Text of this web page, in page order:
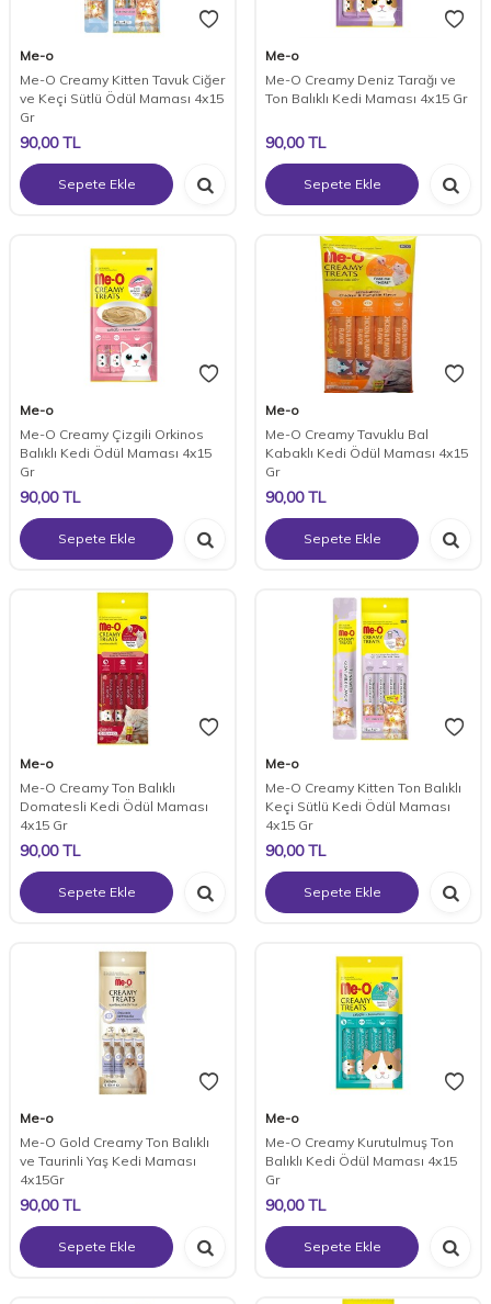
Me-o
Me-O Creamy Kitten Tavuk Ciğer
ve Keçi Sütlü Ödül Maması 4x15
Gr
90,00TL
Sepete Ekle
Me-o
Me-O Creamy Deniz Tarağı ve
Ton Balıklı Kedi Maması 4x15 Gr
90,00TL
Sepete Ekle
Me-o
Me-O Creamy Çizgili Orkinos
Balıklı Kedi Ödül Maması 4x15
Gr
90,00TL
Sepete Ekle
Me-o
Me-O Creamy Tavuklu Bal
Kabaklı Kedi Ödül Maması 4x15
Gr
90,00TL
Sepete Ekle
Me-o
Me-O Creamy Ton Balıklı
Domatesli Kedi Ödül Maması
4x15 Gr
90,00TL
Sepete Ekle
Me-o
Me-O Creamy Kitten Ton Balıklı
Keçi Sütlü Kedi Ödül Maması
4x15 Gr
90,00TL
Sepete Ekle
Me-o
Me-O Gold Creamy Ton Balıklı
ve Taurinli Yaş Kedi Maması
4x15Gr
90,00TL
Sepete Ekle
Me-o
Me-O Creamy Kurutulmuş Ton
Balıklı Kedi Ödül Maması 4x15
Gr
90,00TL
Sepete Ekle